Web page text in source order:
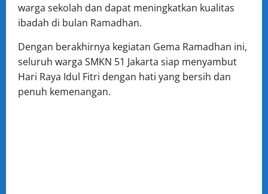
warga sekolah dan dapat meningkatkan kualitas
ibadah di bulan Ramadhan.
Dengan berakhirnya kegiatan Gema Ramadhan ini,
seluruh warga SMKN 51 Jakarta siap menyambut
Hari Raya Idul Fitri dengan hati yang bersih dan
penuh kemenangan.